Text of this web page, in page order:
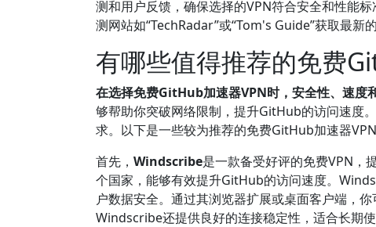
测和用户反馈，确保选择的VPN符合安全和性能
测网站如“TechRadar”或“Tom's Guide”获取最新
有哪些值得推荐的免费
在选择免费GitHub加速器VPN时，安全性、速度
够帮助你突破网络限制，提升GitHub的访问速度
求。以下是一些较为推荐的免费GitHub加速器VPN
首先， Windscribe是一款备受好评的免费VPN，
个国家，能够有效提升GitHub的访问速度。
户数据安全。通过其浏览器扩展或桌面客户端，
Windscribe还提供良好的连接稳定性，适合长